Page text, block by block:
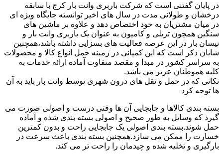
در پایان گفتنی است که شرکت باربری وانت بار کرج با سابقه
درخشان و طولانی مدت در سال های اخیر توانسته جایگاه ویژه ای
در میان مشتریان به خود اختصاص دهد و علاوه بر ماشین های
سنگین همچون تریلی و کامیون به عنوان یک باربری وانت بار و
نیسان بار در این عرصه فعالیت های بسزایی داشته باشد،همچنین
شایان ذکر است که این کمپانی در زمینه حمل انواع کالا و محصولات
به سراسر کشور در مبدا و مقصد متفاوت آماده ارائه خدمات به
کلیه هموطنان عزیز می باشد.
نکاتی که در حمل و نقل های درون شهری توسط وانت بار باید به آن
ها توجه کرد
بسته بندی کالاها و جابجایی آن ها وقتی درست و اصولی صورت می
گیرد که وسایل به طور صحیح و اصولی بسته بندی شده و آماده
حمل شوند.بسته بندی اصولی یک جابجایی راحت و بدون کمترین
خسارت را ممکن می سازد.همچنین بسته بندی باعث سرعت در
بارگیری و تخلیه شده و چیدمان را راحت تر می کند.